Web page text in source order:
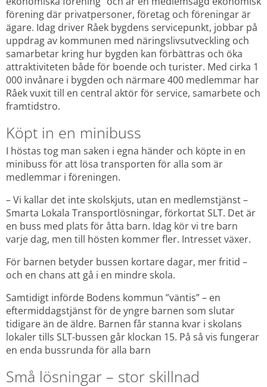
förening där privatpersoner, företag och föreningar är
ägare. Idag driver Råek bygdens servicepunkt, jobbar på
uppdrag av kommunen med näringslivsutveckling och
samarbetar kring hur bygden kan förbättras och öka
attraktiviteten både för boende och turister. Med cirka 1
000 invånare i bygden och närmare 400 medlemmar har
Råek vuxit till en central aktör för service, samarbete och
framtidstro.
Köpt in en minibuss
I höstas tog man saken i egna händer och köpte in en
minibuss för att lösa transporten för alla som är
medlemmar i föreningen.
– Vi kallar det inte skolskjuts, utan en medlemstjänst –
Smarta Lokala Transportlösningar, förkortat SLT. Det är
en buss med plats för åtta barn. Idag kör vi tre barn
varje dag, men till hösten kommer fler. Intresset växer.
För barnen betyder bussen kortare dagar, mer fritid –
och en chans att gå i en mindre skola.
Samtidigt införde Bodens kommun ”väntis” – en
eftermiddagstjänst för de yngre barnen som slutar
tidigare än de äldre. Barnen får stanna kvar i skolans
lokaler tills SLT-bussen går klockan 15. På så vis fungerar
en enda bussrunda för alla barn
Små lösningar – stor skillnad